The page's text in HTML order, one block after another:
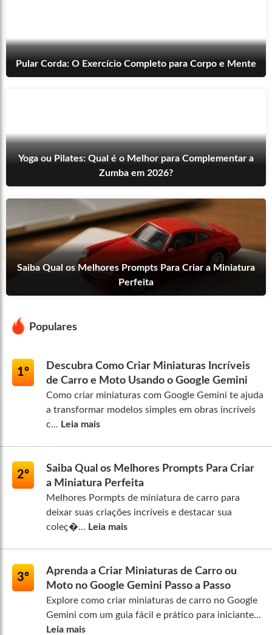
Pular Corda: O Exercício Completo para Corpo e Mente
Yoga ou Pilates: Qual é o Melhor para Complementar a
Zumba em 2026?
Saiba Qual os Melhores Prompts Para Criar a Miniatura
Perfeita
Populares
1º
Descubra Como Criar Miniaturas Incríveis
de Carro e Moto Usando o Google Gemini
Como criar miniaturas com Google Gemini te ajuda
a transformar modelos simples em obras incríveis
c... Leia mais
2º
Saiba Qual os Melhores Prompts Para Criar
a Miniatura Perfeita
Melhores Pormpts de miniatura de carro para
deixar suas criações incríveis e destacar sua
coleç�... Leia mais
3º
Aprenda a Criar Miniaturas de Carro ou
Moto no Google Gemini Passo a Passo
Explore como criar miniaturas de carro no Google
Gemini com um guia fácil e prático para iniciante...
Leia mais